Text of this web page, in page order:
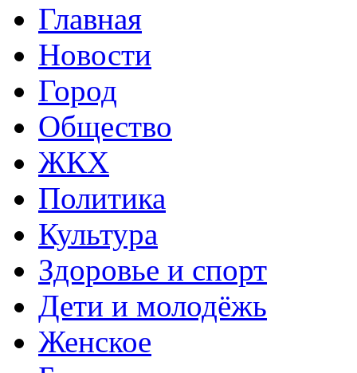
Главная
Новости
Город
Общество
ЖКХ
Политика
Культура
Здоровье и спорт
Дети и молодёжь
Женское